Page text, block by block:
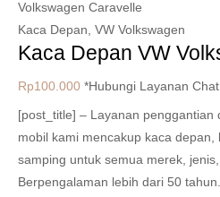
Volkswagen Caravelle
Kaca Depan, VW Volkswagen
Kaca Depan VW
Rp100.000 *Hubungi Layanan
[post_title] – Layanan
mobil kami mencakup kaca
samping untuk semua merek,
Berpengalaman lebih dari 50